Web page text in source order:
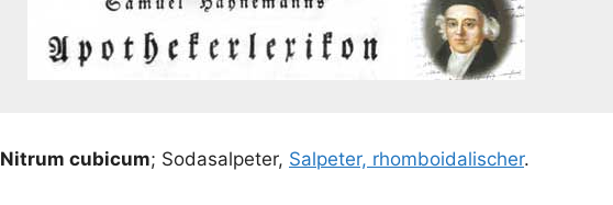
Nitrum cubicum; Soda­sal­pe­ter, Sal­pe­ter, rhom­bo­ida­li­scher.